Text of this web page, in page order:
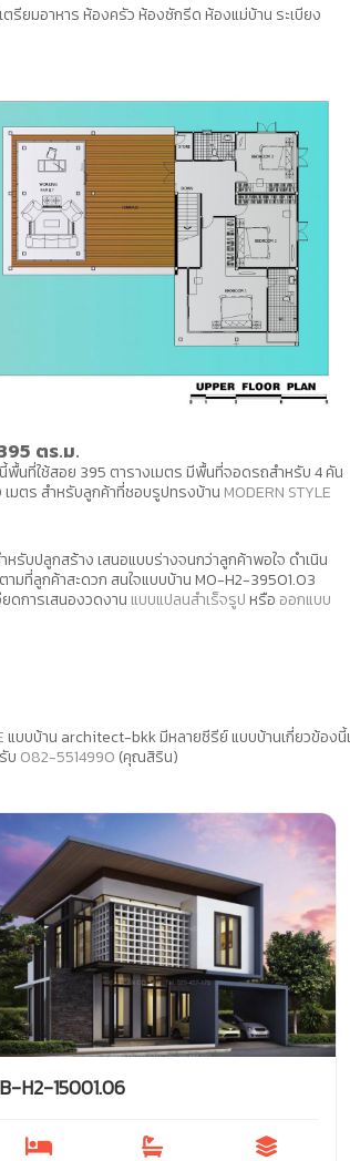
รียมอาหาร ห้องครัว ห้องซักรีด ห้องแม่บ้าน ระเบียง
ตร.ม.
นที่ใช้สอย 395 ตารางเมตร มีพื้นที่จอดรถสำหรับ 4 คัน
มตร สำหรับลูกค้าที่ชอบรูปทรงบ้าน MODERN STYLE
รับปลูกสร้าง เสนอแบบร่างจนกว่าลูกค้าพอใจ ดำเนิน
มที่ลูกค้าสะดวก สนใจแบบบ้าน MO-H2-39501.03
ดการเสนองวดงาน แบบแปลนสำเร็จรูปหรือ ออกแบบ
แบบบ้าน architect-bkk มีหลายซีรีย์ แบบบ้านเกี่ยวข้อง
บ 082-5514990 (คุณสิริน)
H2-15001.06